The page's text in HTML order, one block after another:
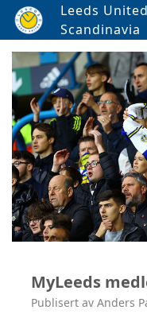
Leeds
Scandinavia
MyLeeds
Publisert av Anders